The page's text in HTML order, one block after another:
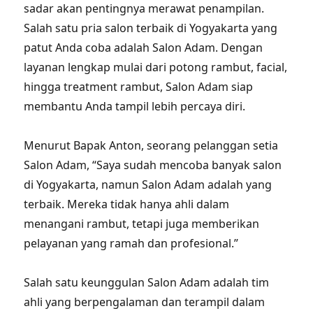
sadar akan pentingnya merawat penampilan.
Salah satu pria salon terbaik di Yogyakarta yang
patut Anda coba adalah Salon Adam. Dengan
layanan lengkap mulai dari potong rambut, facial,
hingga treatment rambut, Salon Adam siap
membantu Anda tampil lebih percaya diri.
Menurut Bapak Anton, seorang pelanggan setia
Salon Adam, “Saya sudah mencoba banyak salon
di Yogyakarta, namun Salon Adam adalah yang
terbaik. Mereka tidak hanya ahli dalam
menangani rambut, tetapi juga memberikan
pelayanan yang ramah dan profesional.”
Salah satu keunggulan Salon Adam adalah tim
ahli yang berpengalaman dan terampil dalam